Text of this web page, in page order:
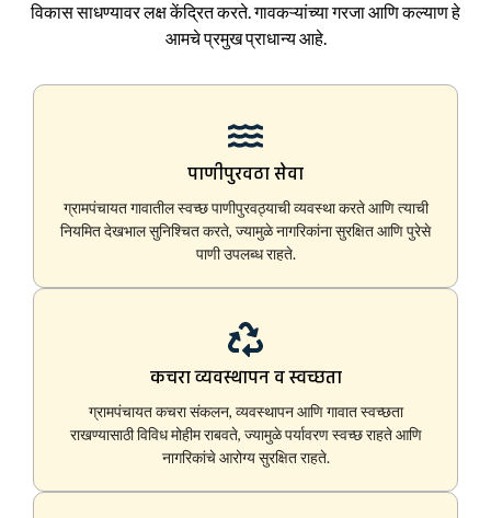
विकास साधण्यावर लक्ष केंद्रित करते. गावकऱ्यांच्या गरजा आणि कल्याण हे
आमचे प्रमुख प्राधान्य आहे.
पाणीपुरवठा सेवा
ग्रामपंचायत गावातील स्वच्छ पाणीपुरवठ्याची व्यवस्था करते आणि त्याची
नियमित देखभाल सुनिश्चित करते, ज्यामुळे नागरिकांना सुरक्षित आणि पुरेसे
पाणी उपलब्ध राहते.
कचरा व्यवस्थापन व स्वच्छता
ग्रामपंचायत कचरा संकलन, व्यवस्थापन आणि गावात स्वच्छता
राखण्यासाठी विविध मोहीम राबवते, ज्यामुळे पर्यावरण स्वच्छ राहते आणि
नागरिकांचे आरोग्य सुरक्षित राहते.